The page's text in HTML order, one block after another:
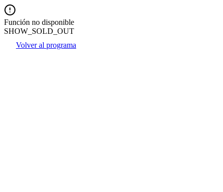
Función no disponible
SHOW_SOLD_OUT
Volver al programa